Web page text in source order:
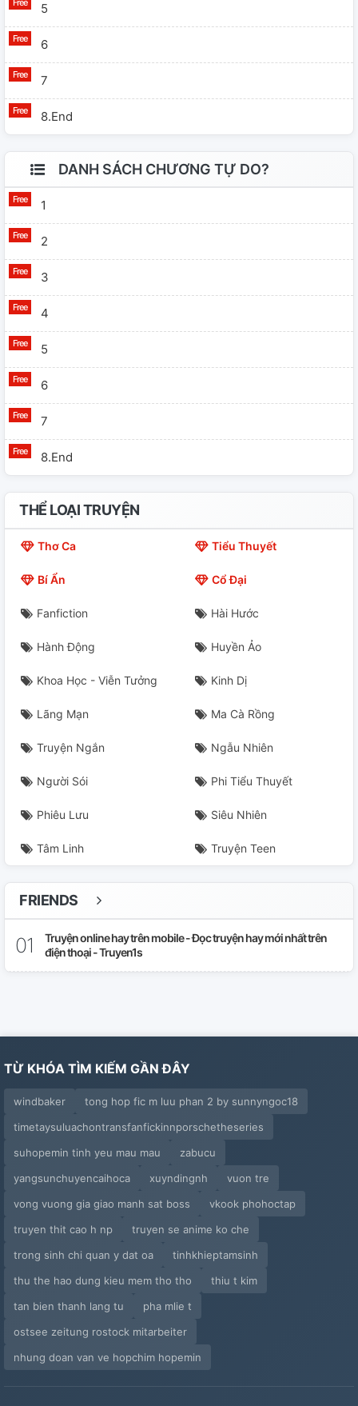
5
6
7
8.end
DANH SÁCH CHƯƠNG TỰ DO?
1
2
3
4
5
6
7
8.end
THỂ LOẠI TRUYỆN
Thơ Ca Tiểu Thuyết
Bí Ẩn Cổ Đại
Fanfiction Hài Hước
Hành Động Huyền Ảo
Khoa Học - Viễn Tưởng Kinh Dị
Lãng Mạn Ma Cà Rồng
Truyện Ngắn Ngẫu Nhiên
Người Sói Phi Tiểu Thuyết
Phiêu Lưu Siêu Nhiên
Tâm Linh Truyện Teen
FRIENDS
Truyện online hay trên mobile - Đọc truyện hay mới nhất trên
điện thoại - Truyen1s
TỪ KHÓA TÌM KIẾM GẦN ĐÂY
windbaker
tong hop fic m luu phan 2 by sunnyngoc18
timetaysuluachontransfanfickinnporschetheseries
suhopemin tinh yeu mau mau
zabucu
yangsunchuyencaihoca
xuyndingnh
vuon tre
vong vuong gia giao manh sat boss
vkook phohoctap
truyen thit cao h np
truyen se anime ko che
trong sinh chi quan y dat oa
tinhkhieptamsinh
thu the hao dung kieu mem tho tho
thiu t kim
tan bien thanh lang tu
pha mlie t
ostsee zeitung rostock mitarbeiter
nhung doan van ve hopchim hopemin